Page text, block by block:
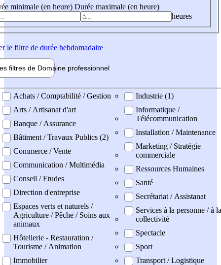
minimale (en heure) Durée maximale (en heure)
heures
le filtre de durée hebdomadaire
filtres de Domaine professionnel
professionel
Achats / Comptabilité / Gestion
Arts / Artisanat d'art
Banque / Assurance
Bâtiment / Travaux Publics (2)
Commerce / Vente
Communication / Multimédia
Conseil / Etudes
Direction d'entreprise
Espaces verts et naturels /
Agriculture / Pêche / Soins aux
animaux
Hôtellerie - Restauration /
Tourisme / Animation
Immobilier
Industrie (1)
Informatique /
Télécommunication
Installation / Maintenance
Marketing / Stratégie
commerciale
Ressources Humaines
Santé
Secrétariat / Assistanat
Services à la personne / à la
collectivité
Spectacle
Sport
Transport / Logistique